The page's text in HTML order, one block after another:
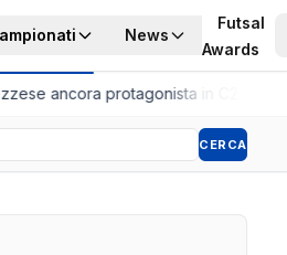
News
Futsal
Awards
ancora protagonista in C2
CERCA